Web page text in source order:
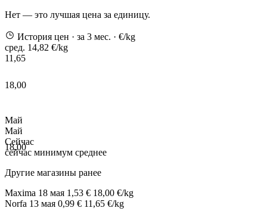
Нет — это лучшая цена за единицу.
История цен · за 3 мес. · €/kg
сред. 14,82 €/kg
11,65
18,00
18,00
Май
Май
Сейчас
сейчас минимум среднее
Другие магазины ранее
Maxima 18 мая 1,53 € 18,00 €/kg
Norfa 13 мая 0,99 € 11,65 €/kg